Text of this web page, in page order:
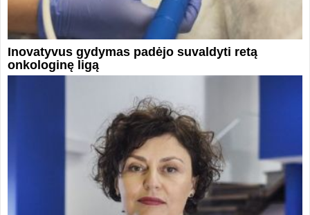
Inovatyvus gydymas padėjo suvaldyti retą
onkologinę ligą